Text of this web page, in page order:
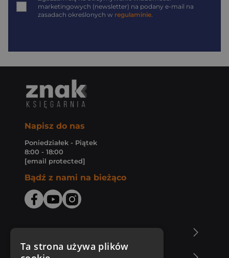
marketingowych (newsletter) na podany e-mail na
zasadach określonych w regulaminie.
Napisz do nas
Poniedziałek - Piątek
8:00 - 18:00
[email protected]
Bądź z nami na bieżąco
Ta strona używa plików